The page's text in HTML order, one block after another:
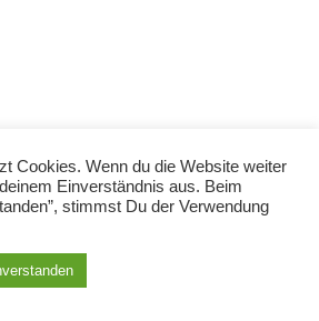
Cookies. Wenn du die Website weiter
Einverständnis aus. Beim
stimmst Du der Verwendung